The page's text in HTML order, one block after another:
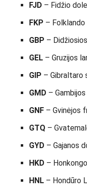
FJD – Fidžio
FKP – Folklando
GBP –
GEL – Gruzijos
GIP – Gibraltaro
GMD –
GNF – Gvinėjos
GTQ –
GYD – Gajanos
HKD –
HNL – Hondūro